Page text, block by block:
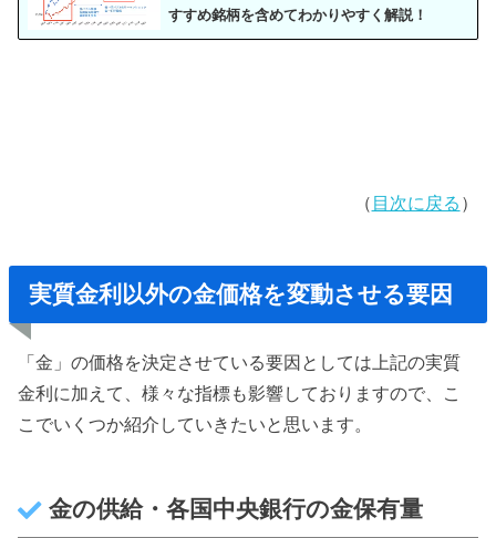
すすめ銘柄を含めてわかりやすく解説！
（ 目次に戻る ）
実質金利以外の金価格を変動させる要因
「金」の価格を決定させている要因としては上記の実質
金利に加えて、様々な指標も影響しておりますので、こ
こでいくつか紹介していきたいと思います。
金の供給・各国中央銀行の金保有量